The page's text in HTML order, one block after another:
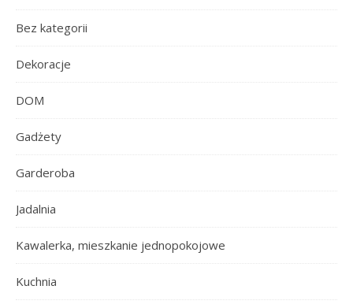
Bez kategorii
Dekoracje
DOM
Gadżety
Garderoba
Jadalnia
Kawalerka, mieszkanie jednopokojowe
Kuchnia